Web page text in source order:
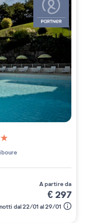
sur 5
a partire da
€297
dal 22/01 al 29/01